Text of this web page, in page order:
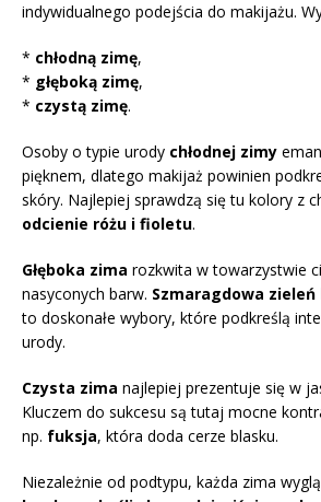
indywidualnego podejścia do makijażu.
* chłodną zimę,
* głęboką zimę,
* czystą zimę.
Osoby o typie urody chłodnej zimy
pięknem, dlatego makijaż powinien
skóry. Najlepiej sprawdzą się tu kolory z
odcienie różu i fioletu.
Głęboka zima rozkwita w towarzystwie
nasyconych barw. Szmaragdowa
to doskonałe wybory, które podkreślą
urody.
Czysta zima najlepiej prezentuje się w
Kluczem do sukcesu są tutaj mocne
np. fuksja, która doda cerze blasku.
Niezależnie od podtypu, każda zima